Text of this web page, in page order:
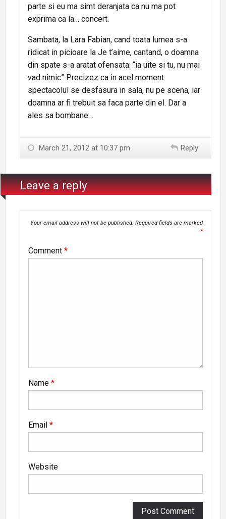
parte si eu ma simt deranjata ca nu ma pot
exprima ca la… concert.
Sambata, la Lara Fabian, cand toata lumea s-a
ridicat in picioare la Je t’aime, cantand, o doamna
din spate s-a aratat ofensata: “ia uite si tu, nu mai
vad nimic” Precizez ca in acel moment
spectacolul se desfasura in sala, nu pe scena, iar
doamna ar fi trebuit sa faca parte din el. Dar a
ales sa bombane…
March 21, 2012 at 10:37 pm Reply
Leave a reply
Your email address will not be published. Required fields are marked
*
Comment *
Name *
Email *
Website